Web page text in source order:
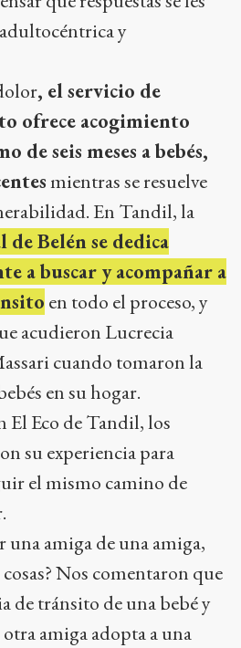
y
, el servicio de
ofrece acogimiento
de seis meses a bebés,
mientras se resuelve
En Tandil, la
de Belén se dedica
a buscar y acompañar a
en todo el proceso, y
acudieron Lucrecia
cuando tomaron la
en su hogar.
El Eco de Tandil, los
su experiencia para
el mismo camino de
una amiga de una amiga,
Nos comentaron que
de tránsito de una bebé y
amiga adopta a una